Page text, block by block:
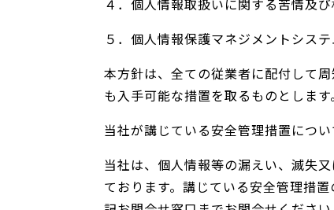
４．個人情報取扱いに関する苦情及
５．個人情報保護マネジメントシス
本方針は、全ての従業者に配付して
も入手可能な措置を取るものとします。
当社が講じている安全管理措置につい
当社は、個人情報等の漏えい、滅失
ております。講じている安全管理措置